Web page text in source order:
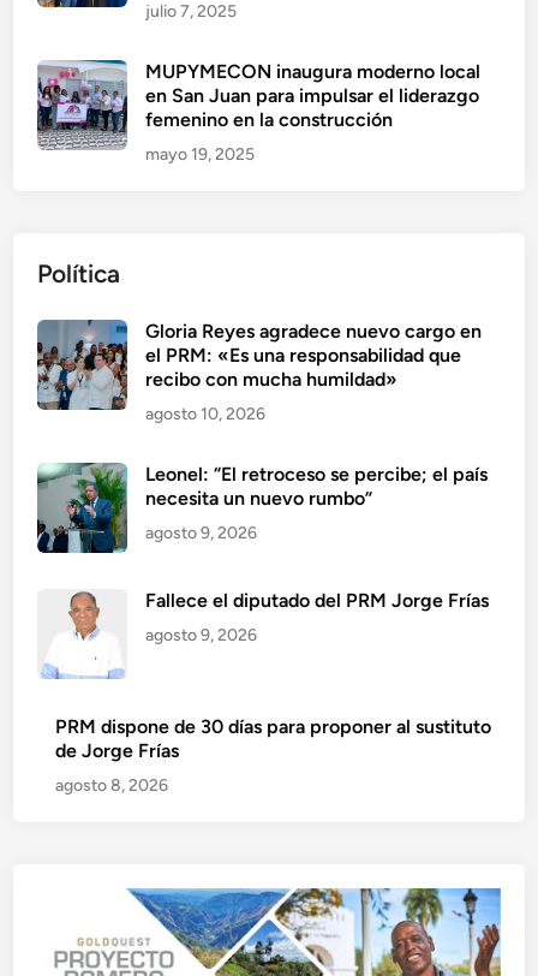
julio 7, 2025
MUPYMECON inaugura moderno local
en San Juan para impulsar el liderazgo
femenino en la construcción
mayo 19, 2025
Política
Gloria Reyes agradece nuevo cargo en
el PRM: «Es una responsabilidad que
recibo con mucha humildad»
agosto 10, 2026
Leonel: “El retroceso se percibe; el país
necesita un nuevo rumbo”
agosto 9, 2026
Fallece el diputado del PRM Jorge Frías
agosto 9, 2026
PRM dispone de 30 días para proponer al sustituto
de Jorge Frías
agosto 8, 2026